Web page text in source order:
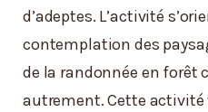
d’adeptes. L’activité
contemplation des
de la randonnée en forêt
autrement. Cette activité